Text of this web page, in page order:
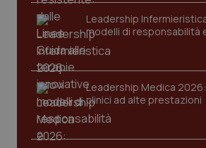
Leadership
modelli di responsabilità
Leadership Medica
clinici ad alte prestazioni
VISITOR_PRIVACY_METADATA